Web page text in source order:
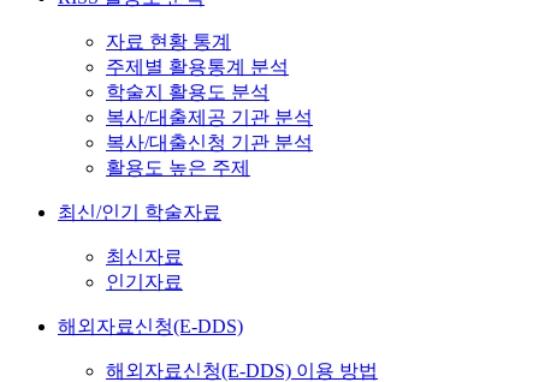
자료 현황 통계
주제별 활용통계 분석
학술지 활용도 분석
복사/대출제공 기관 분석
복사/대출신청 기관 분석
활용도 높은 주제
최신/인기 학술자료
최신자료
인기자료
해외자료신청(E-DDS)
해외자료신청(E-DDS) 이용 방법